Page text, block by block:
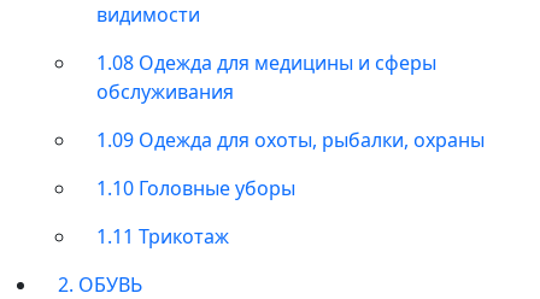
видимости
1.08 Одежда для медицины и сферы
обслуживания
1.09 Одежда для охоты, рыбалки, охраны
1.10 Головные уборы
1.11 Трикотаж
2. ОБУВЬ